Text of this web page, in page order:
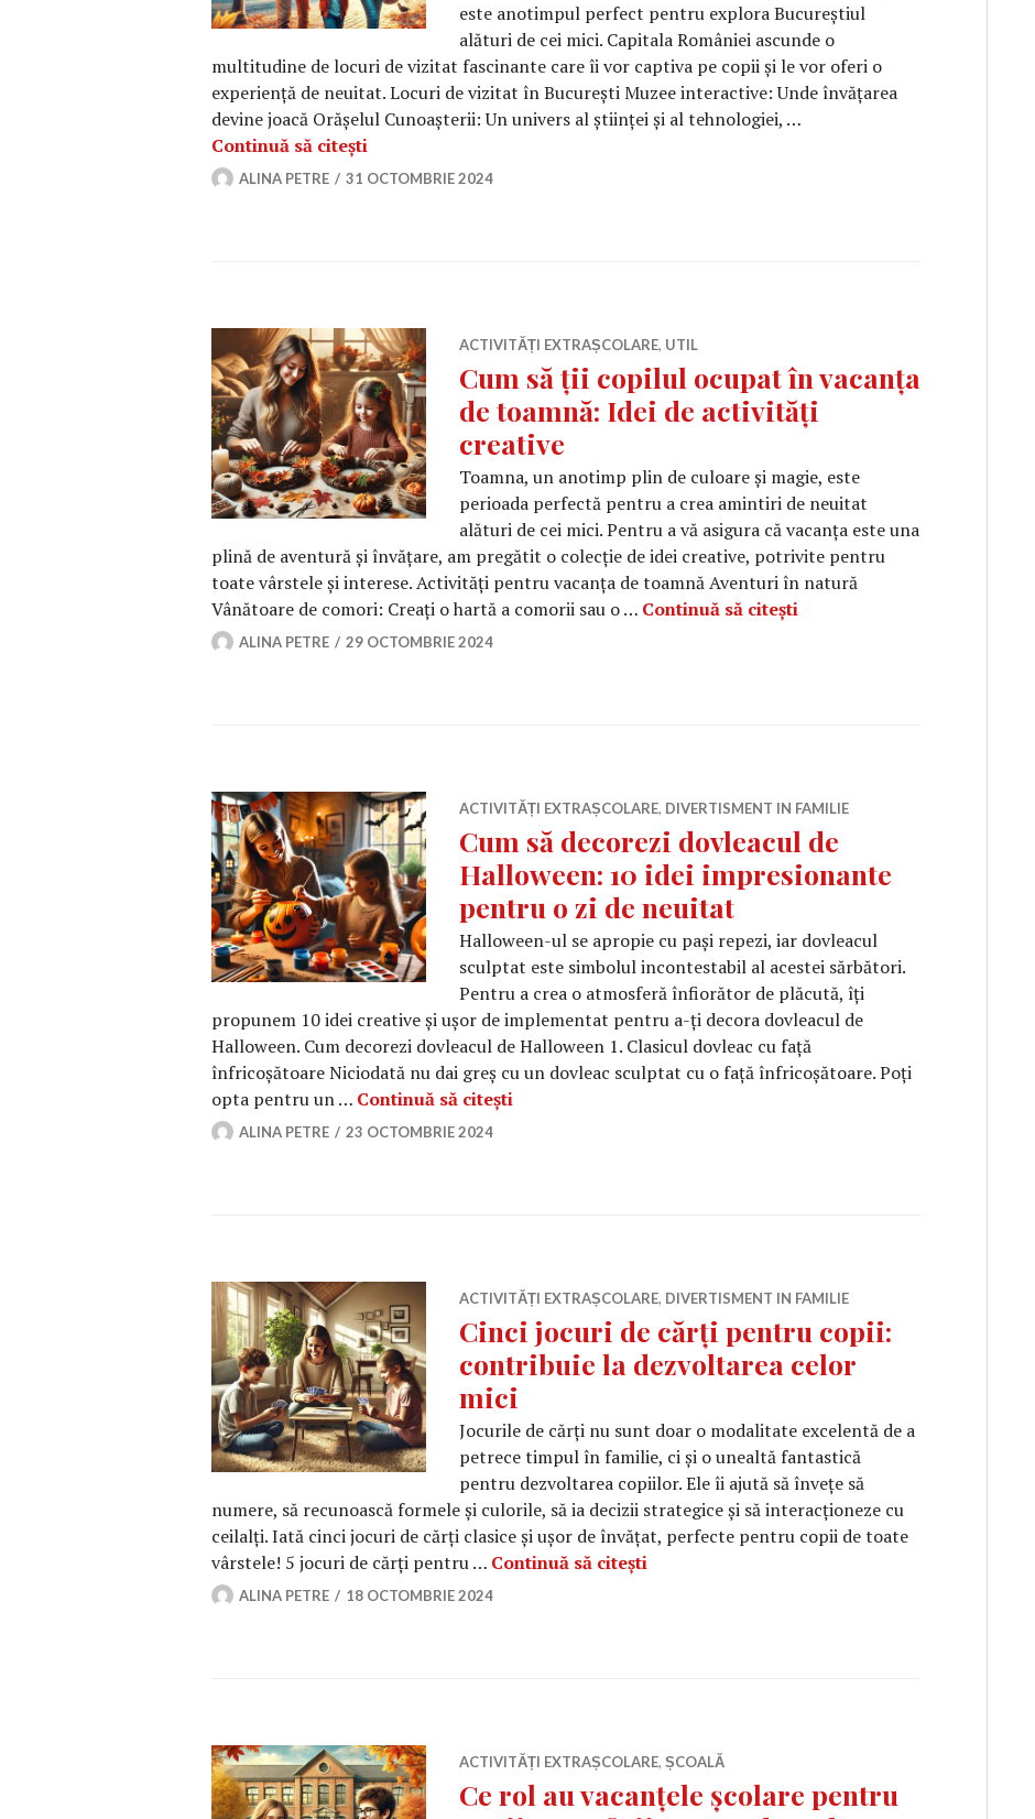
este anotimpul perfect pentru explora Bucureștiul
alături de cei mici. Capitala României ascunde o
multitudine de locuri de vizitat fascinante care îi vor captiva pe copii și le vor oferi o
experiență de neuitat. Locuri de vizitat în București Muzee interactive: Unde învățarea
devine joacă Orășelul Cunoașterii: Un univers al științei și al tehnologiei, …
Continuă să citești
ALINA PETRE 31 OCTOMBRIE 2024
ACTIVITĂȚI EXTRAȘCOLARE, UTIL
Cum să ții copilul ocupat în vacanța
de toamnă: Idei de activități
creative
Toamna, un anotimp plin de culoare și magie, este
perioada perfectă pentru a crea amintiri de neuitat
alături de cei mici. Pentru a vă asigura că vacanța este una
plină de aventură și învățare, am pregătit o colecție de idei creative, potrivite pentru
toate vârstele și interese. Activități pentru vacanța de toamnă Aventuri în natură
Vânătoare de comori: Creați o hartă a comorii sau o … Continuă să citești
ALINA PETRE 29 OCTOMBRIE 2024
ACTIVITĂȚI EXTRAȘCOLARE, DIVERTISMENT IN FAMILIE
Cum să decorezi dovleacul de
Halloween: 10 idei impresionante
pentru o zi de neuitat
Halloween-ul se apropie cu pași repezi, iar dovleacul
sculptat este simbolul incontestabil al acestei sărbători.
Pentru a crea o atmosferă înfiorător de plăcută, îți
propunem 10 idei creative și ușor de implementat pentru a-ți decora dovleacul de
Halloween. Cum decorezi dovleacul de Halloween 1. Clasicul dovleac cu față
înfricoșătoare Niciodată nu dai greș cu un dovleac sculptat cu o față înfricoșătoare. Poți
opta pentru un … Continuă să citești
ALINA PETRE 23 OCTOMBRIE 2024
ACTIVITĂȚI EXTRAȘCOLARE, DIVERTISMENT IN FAMILIE
Cinci jocuri de cărți pentru copii:
contribuie la dezvoltarea celor
mici
Jocurile de cărți nu sunt doar o modalitate excelentă de a
petrece timpul în familie, ci și o unealtă fantastică
pentru dezvoltarea copiilor. Ele îi ajută să învețe să
numere, să recunoască formele și culorile, să ia decizii strategice și să interacționeze cu
ceilalți. Iată cinci jocuri de cărți clasice și ușor de învățat, perfecte pentru copii de toate
vârstele! 5 jocuri de cărți pentru … Continuă să citești
ALINA PETRE 18 OCTOMBRIE 2024
ACTIVITĂȚI EXTRAȘCOLARE, ȘCOALĂ
Ce rol au vacanțele școlare pentru